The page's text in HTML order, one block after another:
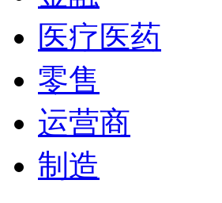
医疗医药
零售
运营商
制造